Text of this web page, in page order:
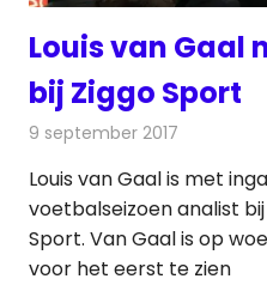
Louis van Gaal
bij Ziggo Sport
9 september 2017
Louis van Gaal is met
voetbalseizoen analist
Sport. Van Gaal is op
voor het eerst te zien